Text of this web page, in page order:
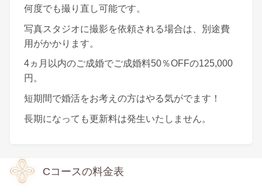
何度でも撮り直し可能です。
写真スタジオに撮影を依頼される場合は、別途費
用がかかります。
4ヵ月以内のご成婚でご成婚料50％OFFの125,000
円。
短期間で婚活をお考えの方はやる気がでます！
長期になっても更新料は発生いたしません。
Cコースの料金表